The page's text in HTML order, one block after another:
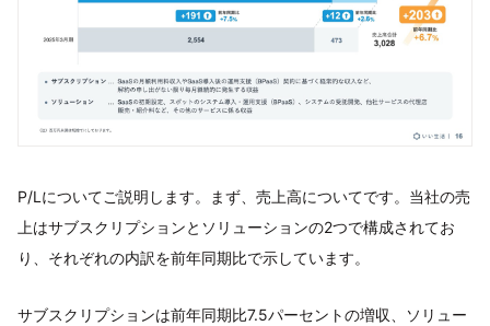
P/Lについてご説明します。まず、売上高についてです。当社の売
上はサブスクリプションとソリューションの2つで構成されてお
り、それぞれの内訳を前年同期比で示しています。
サブスクリプションは前年同期比7.5パーセントの増収、ソリュー